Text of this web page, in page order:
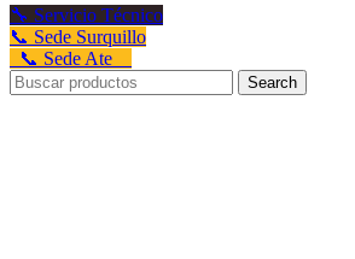
🔧 Servicio Técnico
📞 Sede Surquillo
📞 Sede Ate
Search